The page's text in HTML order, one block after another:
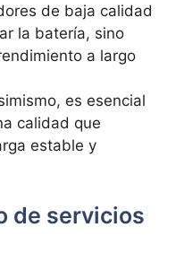
de baja calidad
la batería, sino
a largo
es esencial
calidad que
estable y
de servicios